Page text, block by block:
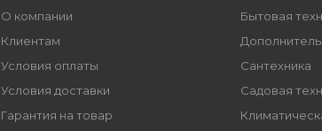
О компании
Клиентам
Условия оплаты
Условия доставки
Гарантия на товар
Бытовая
Сантехника
Садовая